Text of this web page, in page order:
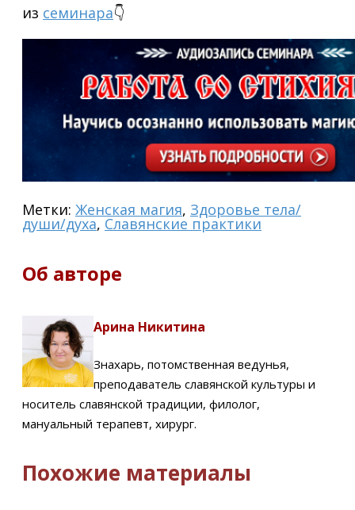
из семинара👇
Метки: Женская магия, Здоровье тела/
души/духа, Славянские практики
Об авторе
Арина Никитина
Знахарь, потомственная ведунья,
преподаватель славянской культуры и
носитель славянской традиции, филолог,
мануальный терапевт, хирург.
Похожие материалы